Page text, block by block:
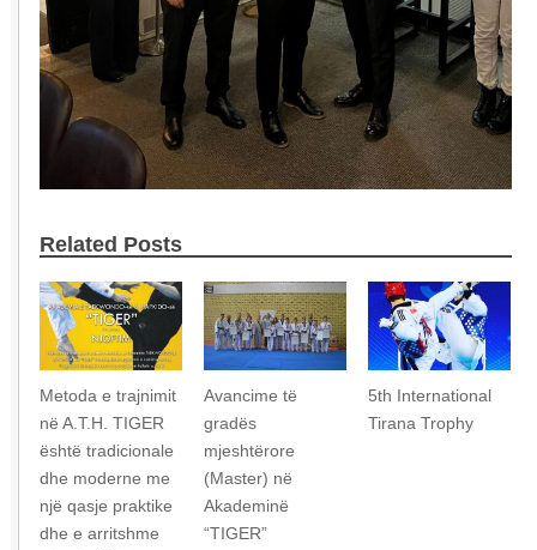
Related Posts
Metoda e trajnimit
në A.T.H. TIGER
është tradicionale
dhe moderne me
një qasje praktike
dhe e arritshme
Avancime të
gradës
mjeshtërore
(Master) në
Akademinë
“TIGER”
5th International
Tirana Trophy